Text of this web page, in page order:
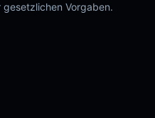
Vorgaben.